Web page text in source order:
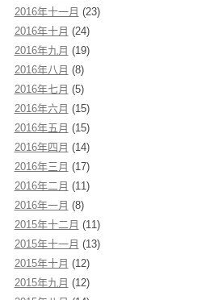
2016年十一月 (23)
2016年十月 (24)
2016年九月 (19)
2016年八月 (8)
2016年七月 (5)
2016年六月 (15)
2016年五月 (15)
2016年四月 (14)
2016年三月 (17)
2016年二月 (11)
2016年一月 (8)
2015年十二月 (11)
2015年十一月 (13)
2015年十月 (12)
2015年九月 (12)